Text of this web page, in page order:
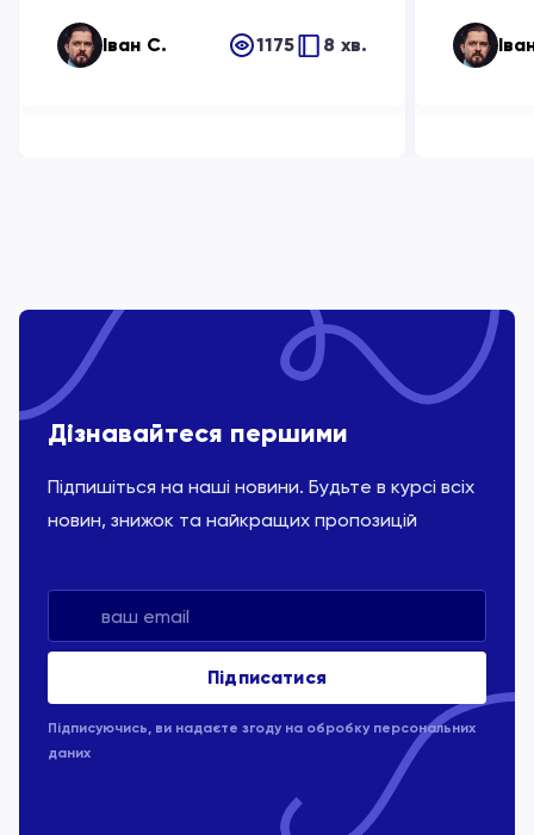
Іван С. 1175 8 хв.
Дізнавайтеся першими
Підпишіться на наші новини. Будьте в курсі всіх
новин, знижок та найкращих пропозицій
Підписуючись, ви надаєте згоду на обробку персональних
даних